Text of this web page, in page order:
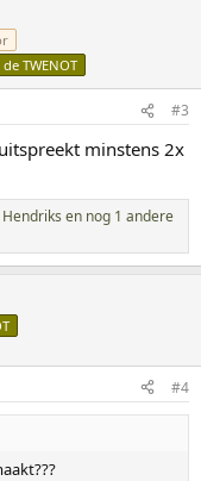
TWENOT
#3
minstens 2x
en nog 1 andere
#4